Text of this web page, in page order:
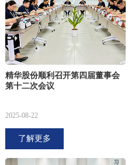
精华股份顺利召开第四届董事会
第十二次会议
2025-08-22
了解更多